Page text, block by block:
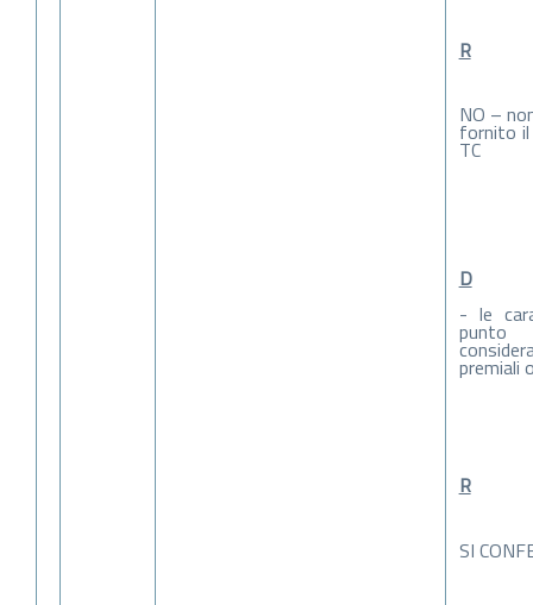
R
NO –
fornito il
TC
D
- le
premiali
R
SI